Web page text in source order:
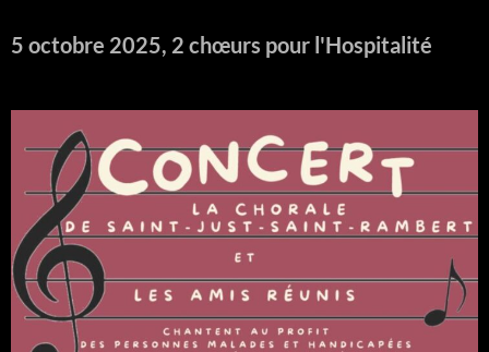
5 octobre 2025, 2 chœurs pour l'Hospitalité